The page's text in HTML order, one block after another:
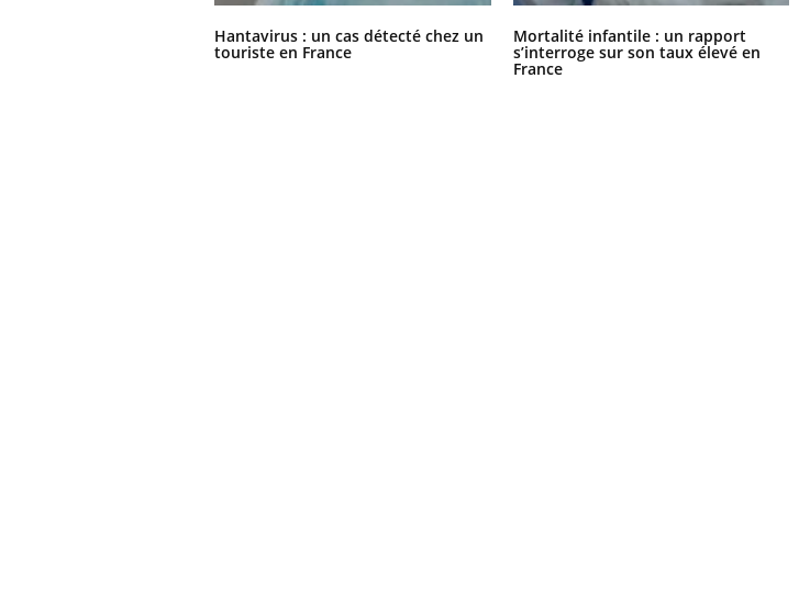
Hantavirus : un cas détecté chez un
touriste en France
Mortalité infantile : un rapport
s’interroge sur son taux élevé en
France